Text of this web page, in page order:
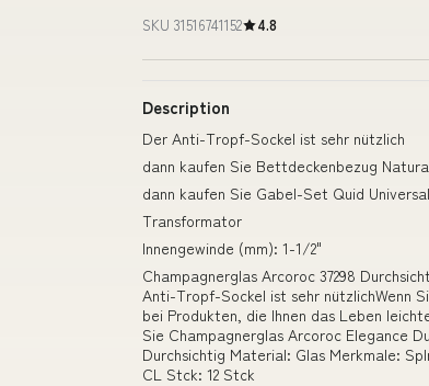
SKU 31516741152 4.8
Description
Der Anti-Tropf-Sockel ist sehr nützlich
dann kaufen Sie Bettdeckenbezug
dann kaufen Sie Gabel-Set Quid
Transformator
Innengewinde (mm): 1-1/2"
Champagnerglas Arcoroc 37298
Anti-Tropf-Sockel ist sehr nützlichWenn
bei Produkten, die Ihnen das Leben
Sie Champagnerglas Arcoroc Elegance
Durchsichtig Material: Glas Merkmale:
CL Stck: 12 Stck